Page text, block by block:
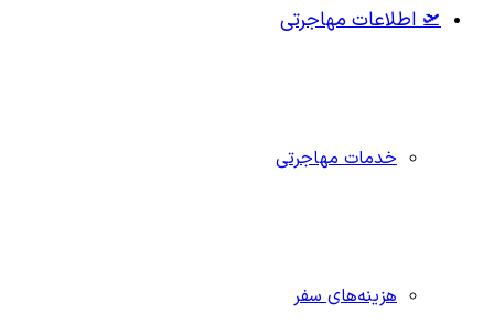
🛫 اطلاعات مهاجرتی
خدمات مهاجرتی
هزینه‌های سفر